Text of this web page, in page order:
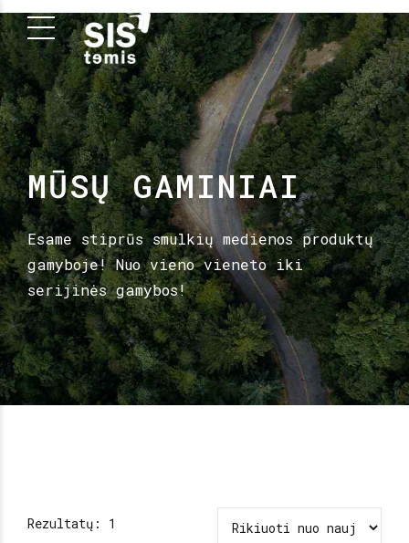
MŪSŲ GAMINIAI
Esame stiprūs smulkių medienos produktų
gamyboje! Nuo vieno vieneto iki
serijinės gamybos!
Rezultatų: 1